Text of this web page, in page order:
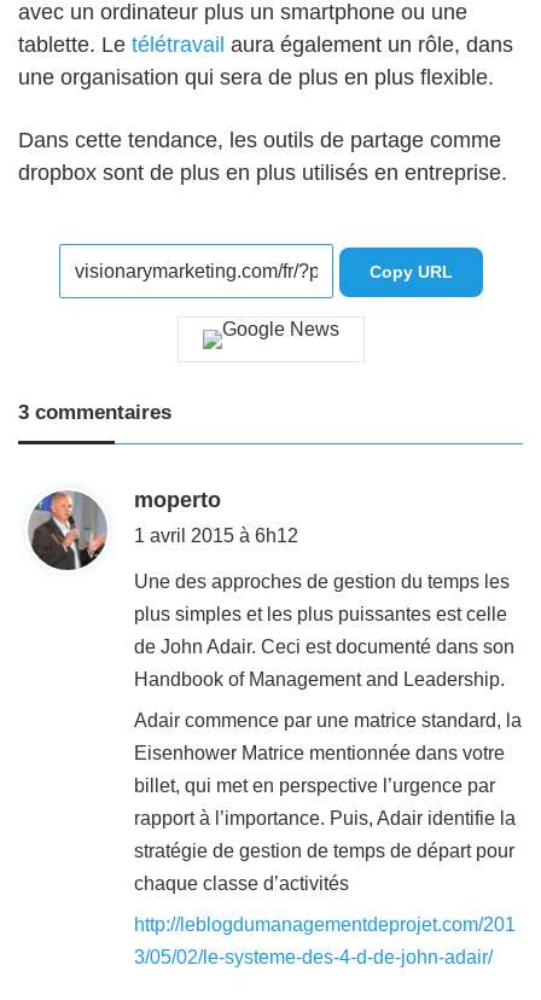
avec un ordinateur plus un smartphone ou une
tablette. Le télétravail aura également un rôle, dans
une organisation qui sera de plus en plus flexible.
Dans cette tendance, les outils de partage comme
dropbox sont de plus en plus utilisés en entreprise.
Copy URL
3 commentaires
moperto
i
1 avril 2015 à 6h12
Une des approches de gestion du temps les
plus simples et les plus puissantes est celle
de John Adair. Ceci est documenté dans son
Handbook of Management and Leadership.
Adair commence par une matrice standard, la
Eisenhower Matrice mentionnée dans votre
billet, qui met en perspective l’urgence par
rapport à l’importance. Puis, Adair identifie la
stratégie de gestion de temps de départ pour
chaque classe d’activités
http://leblogdumanagementdeprojet.com/201
3/05/02/le-systeme-des-4-d-de-john-adair/